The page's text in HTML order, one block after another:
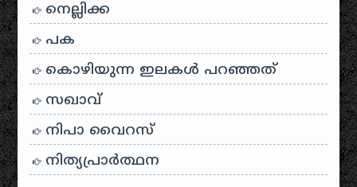
നെല്ലിക്ക
പക
കൊഴിയുന്ന ഇലകൾ പറഞ്ഞത്
സഖാവ്
നിപാ വൈറസ്
നിത്യപ്രാർത്ഥന